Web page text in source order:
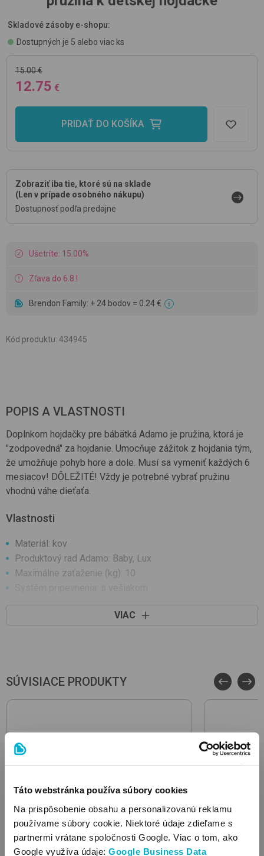
Táto webstránka používa súbory cookies
Na prispôsobenie obsahu a personalizovanú reklamu
používame súbory cookie. Niektoré údaje zdieľame s
partnermi vrátane spoločnosti Google. Viac o tom, ako
Google využíva údaje: Google Business Data
Skladové zásoby e-shopu:
Dostupných je 5 alebo viac ks
15.00 €
12.75 €
PRIDAŤ DO KOŠÍKA
Zobraziť iba tie, ktoré sú na sklade
(Len v prípade osobného nákupu)
Dostupnosť podľa predajne
Ušetríte: 15.00%
Zľava do 6.8.!
Brendon Family: + 24 bodov = 0.24 €
Kód produktu: 434945
POPIS A VLASTNOSTI
Doplnkom hojdačky pre bábätká Adamo je pružina, ktorá je
"zodpovedná" za hojdanie. Umocňuje zážitok z hojdania tým,
že umožňuje pohyb hore a dole. Musí sa vymeniť každých 6
mesiacov! DÔLEŽITÉ! Vždy je potrebné vybrať pružinu
vhodnú váhe dieťaťa.
Vlastnosti
Materiál: kov
Produktový rad Adamo: Baby, Lux
Maximálne zaťaženie (kg): 10
VIAC
SÚVISIACE PRODUKTY